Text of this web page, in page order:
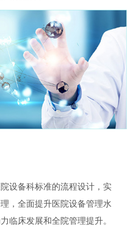
设备科标准的流程设计，实
，全面提升医院设备管理水
临床发展和全院管理提升。